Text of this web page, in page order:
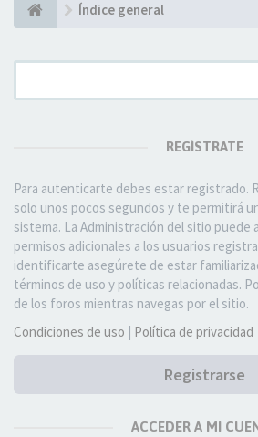
Índice general
REGÍSTRATE
Para autenticarte debes estar registrado.
solo unos pocos segundos y te permitirá
sistema. La Administración del sitio puede
permisos adicionales a los usuarios
identificarte asegúrete de estar
términos de uso y políticas relacionadas.
de los foros mientras navegas por el sitio.
Condiciones de uso | Política de privacidad
Registrarse
ACCEDER A MI